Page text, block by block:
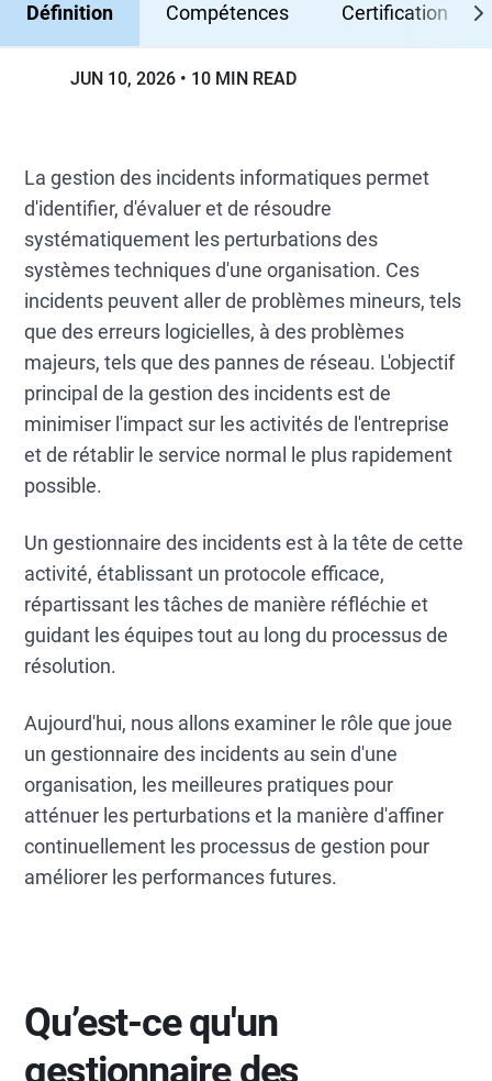
Définition Compétences Certification
JUN 10, 2026 10 MIN READ
La gestion des incidents informatiques permet
d'identifier, d'évaluer et de résoudre
systématiquement les perturbations des
systèmes techniques d'une organisation. Ces
incidents peuvent aller de problèmes mineurs, tels
que des erreurs logicielles, à des problèmes
majeurs, tels que des pannes de réseau. L'objectif
principal de la gestion des incidents est de
minimiser l'impact sur les activités de l'entreprise
et de rétablir le service normal le plus rapidement
possible.
Un gestionnaire des incidents est à la tête de cette
activité, établissant un protocole efficace,
répartissant les tâches de manière réfléchie et
guidant les équipes tout au long du processus de
résolution.
Aujourd'hui, nous allons examiner le rôle que joue
un gestionnaire des incidents au sein d'une
organisation, les meilleures pratiques pour
atténuer les perturbations et la manière d'affiner
continuellement les processus de gestion pour
améliorer les performances futures.
Qu’est-ce qu'un
gestionnaire des